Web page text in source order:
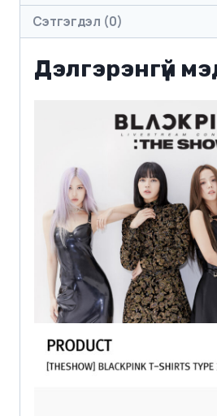
Сэтгэгдэл (0)
Дэлгэрэнгүй